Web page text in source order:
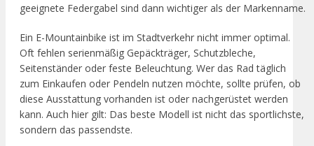
geeignete Federgabel sind dann wichtiger als der Markenname.
Ein E-Mountainbike ist im Stadtverkehr nicht immer optimal.
Oft fehlen serienmäßig Gepäckträger, Schutzbleche,
Seitenständer oder feste Beleuchtung. Wer das Rad täglich
zum Einkaufen oder Pendeln nutzen möchte, sollte prüfen, ob
diese Ausstattung vorhanden ist oder nachgerüstet werden
kann. Auch hier gilt: Das beste Modell ist nicht das sportlichste,
sondern das passendste.